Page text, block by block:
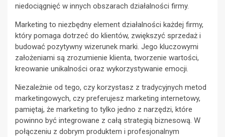
niedociągnięć w innych obszarach działalności firmy.
Marketing to niezbędny element działalności każdej firmy,
który pomaga dotrzeć do klientów, zwiększyć sprzedaż i
budować pozytywny wizerunek marki. Jego kluczowymi
założeniami są zrozumienie klienta, tworzenie wartości,
kreowanie unikalności oraz wykorzystywanie emocji.
Niezależnie od tego, czy korzystasz z tradycyjnych metod
marketingowych, czy preferujesz marketing internetowy,
pamiętaj, że marketing to tylko jedno z narzędzi, które
powinno być integrowane z całą strategią biznesową. W
połączeniu z dobrym produktem i profesjonalnym